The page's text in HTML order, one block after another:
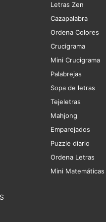
Letras Zen
Cazapalabra
Ordena Colores
Crucigrama
Mini Crucigrama
Palabrejas
Sopa de letras
Tejeletras
Mahjong
Emparejados
Puzzle diario
Ordena Letras
Mini Matemáticas